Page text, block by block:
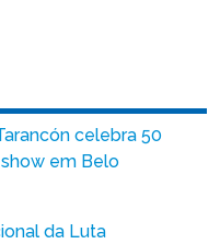
celebra 50
em Belo
da Luta